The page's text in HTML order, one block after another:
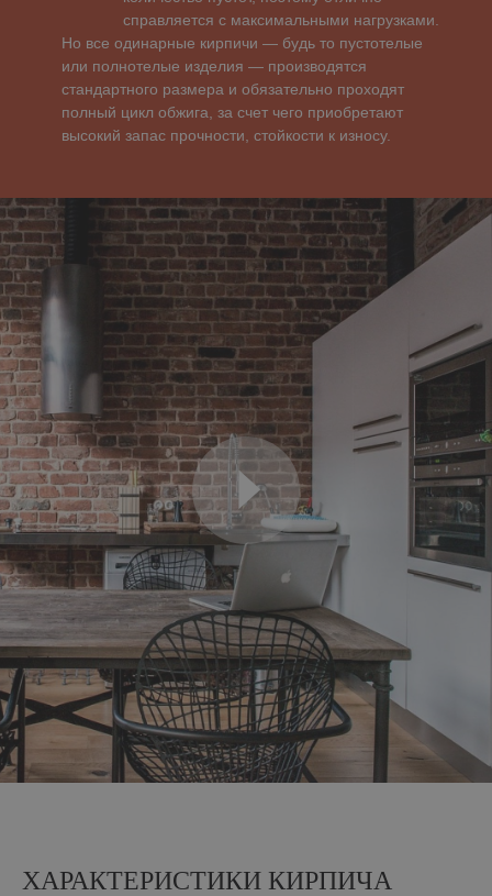
ХАРАКТЕРИСТИКИ КИРПИЧА